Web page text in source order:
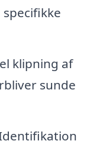
klipning af
sunde